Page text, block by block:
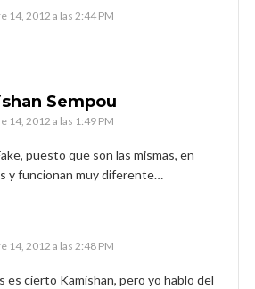
14, 2012 a las 2:44 PM
Sempou
14, 2012 a las 1:49 PM
puesto que son las mismas, en
y funcionan muy diferente…
14, 2012 a las 2:48 PM
es cierto Kamishan, pero yo hablo del